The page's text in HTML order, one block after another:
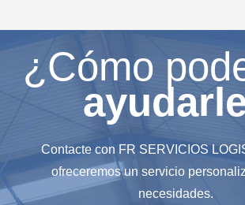
¿Cómo
Contacte con FR SERVICIOS
ofreceremos un servicio
necesidades.